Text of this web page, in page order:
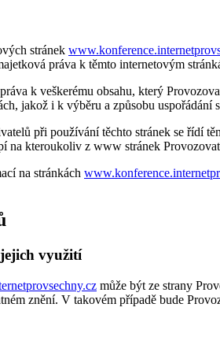
stránek
práva k těmto internetovým
k veškerému obsahu, který
jakož i k výběru a způsobu uspořádání
při používání těchto stránek se řídí
na kteroukoliv z www stránek
na stránkách
využití
může být ze strany
znění. V takovém případě bude